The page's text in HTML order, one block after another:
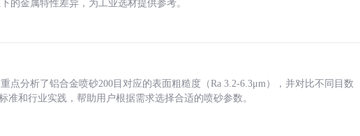
的金属特性差异，为工业选材提供参考。
点分析了铝合金喷砂200目对应的表面粗糙度（Ra 3.2-6.3μm），并对比不同目数
准和行业实践，帮助用户根据需求选择合适的喷砂参数。